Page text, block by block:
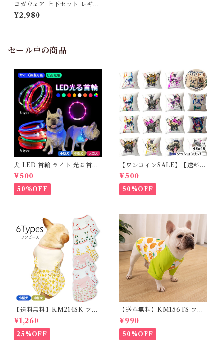
ヨガウェア 上下セット レギン
ス トップス レディース カップ
付きブラ かわいい おしゃれ ホ
¥2,980
セール中の商品
犬 LED 首輪 ライト 光る首輪
USB充電 生活防水 長さ調整可
能 首輪 犬用 ペット カラー ペ
ット用品 軽量 ドッグ用品 フレ
ンチブルドック 大型犬 中型犬
¥500
50%OFF
【ワンコインSALE】【送料無
料】KM503G クッションカバ
ー フレンチブルドッグ クリー
ム フレブル
¥500
50%OFF
【送料無料】KM214SK フレ
ブル 女の子 スカート ワンピー
ス夏 フリル 犬服 ドックウェア
¥1,260
25%OFF
【送料無料】KM156TS フレ
ブル Tシャツ フレンチブルド
ック レモン柄 犬服 ドックウェ
ア
¥990
50%OFF